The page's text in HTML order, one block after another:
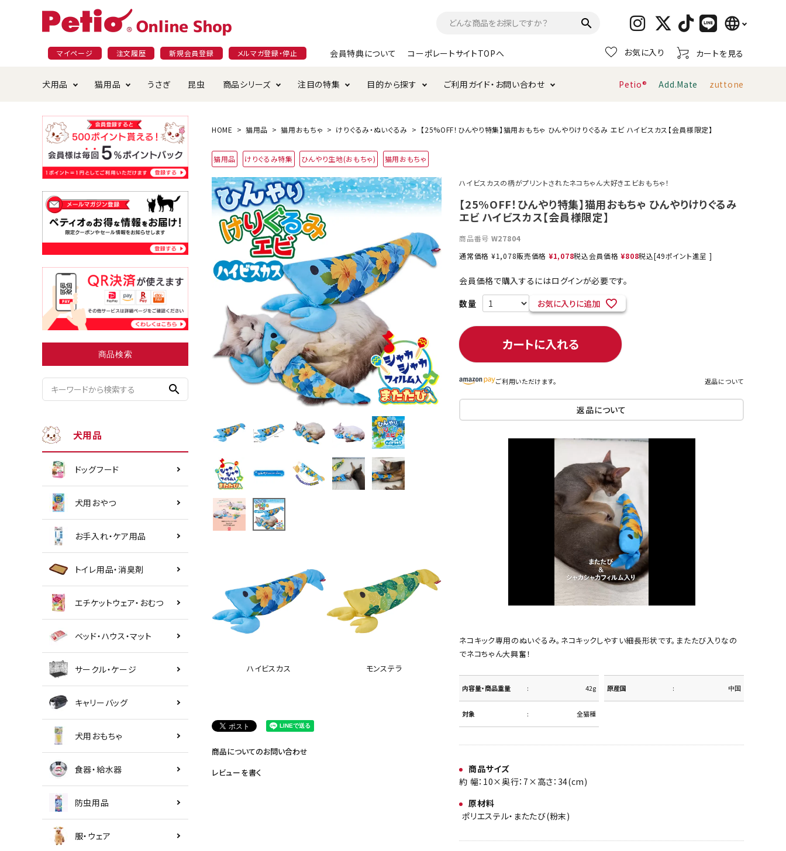
search language
日本語
English
マイページ 注文履歴 新規会員登録 メルマガ登録・停止 会員特典について コーポレートサイトTOPへ お気に入り カートを見る
犬用品
ドッグフード おやつ お手入れ・ケア用品 トイレタリー・消臭剤
ペットシーツ ベッド・ハウス・マット サークル・ケージ
おもちゃ 食器・給水器 防虫用品 服・ウェア
首輪・ハーネス・リード しつけ用品 替え・交換パーツ
猫用品
ごはん・おやつ お手入れ・ケア用品 トイレタリー・消臭剤 猫砂
ベッド・ハウス・マット サークル・ケージ・タワー キャリーバッグ
食器・給水器 防虫用品 服・ウェア 首輪・ハーネス
替え・交換パーツ
うさぎ 昆虫 商品シリーズ
プラクト 素材そのまま 極上
注目の特集
夜のお散歩特集 無添加特集 けりぐるみ特集 ペティオ公式アプリ
目的から探す
国産フード&おやつ特集 穀物不使用のグレインフリー
じゃらして遊ぶ 引っ張って遊ぶ 投げて遊ぶ デンタルおもちゃ
またたび・元気草 夜のお散歩
小型犬にオススメ ダイエット中にオススメ ネコポス対象商品一覧
ご利用ガイド・お問い合わせ
ショッピングガイド 会員特典について ご注文方法について お支払い方法・配送について
返品・交換について オンラインショップ利用規約
Petio® Add.Mate zuttone
商品検索
search
犬用品
ドッグフード
犬用おやつ
お手入れ・ケア用品
トイレ用品・消臭剤
エチケットウェア・おむつ
ベッド・ハウス・マット
サークル・ケージ
キャリーバッグ
犬用おもちゃ
食器・給水器
防虫用品
服・ウェア
HOME 猫用品 猫用おもちゃ けりぐるみ・ぬいぐるみ 【25%OFF！ひんやり特集】猫用おもちゃ ひんやりけりぐるみ エビ ハイビスカス【会員様限定】
猫用品 けりぐるみ特集 ひんやり生地(おもちゃ) 猫用おもちゃ
ハイビスカス モンステラ
商品についてのお問い合わせ
レビューを書く
ハイビスカスの柄がプリントされたネコちゃん大好きエビおもちゃ！
【25%OFF！ひんやり特集】猫用おもちゃ ひんやりけりぐるみ
エビ ハイビスカス【会員様限定】
商品番号 W27804
通常価格 ¥1,078販売価格 ¥1,078税込会員価格 ¥808税込[49ポイント進呈 ]
会員価格で購入するにはログインが必要です。
お気に入りに追加
カートに入れる
ご利用いただけます。 返品について
返品について
ネコキック専用のぬいぐるみ。ネコキックしやすい細長形状です。またたび入りなの
でネコちゃん大興奮！
内容量・商品重量 42g 原産国 中国
対象 全猫種
商品サイズ
約 幅：10×奥行：7×高さ：34(cm)
原材料
ポリエステル・またたび(粉末)